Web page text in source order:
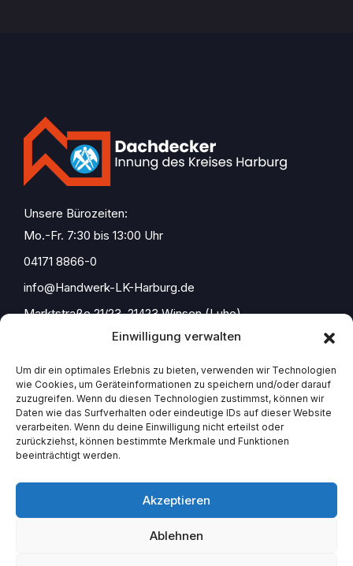
Einwilligung verwalten
Um dir ein optimales Erlebnis zu bieten, verwenden wir Technologien
wie Cookies, um Geräteinformationen zu speichern und/oder darauf
zuzugreifen. Wenn du diesen Technologien zustimmst, können wir
Daten wie das Surfverhalten oder eindeutige IDs auf dieser Website
verarbeiten. Wenn du deine Einwilligung nicht erteilst oder
zurückziehst, können bestimmte Merkmale und Funktionen
beeinträchtigt werden.
Akzeptieren
Ablehnen
Unsere Bürozeiten:
Mo.-Fr. 7:30 bis 13:00 Uhr
04171 8866-0
info@Handwerk-LK-Harburg.de
Marktstraße 21/23, 21423 Winsen (Luhe)
Start
Impressum